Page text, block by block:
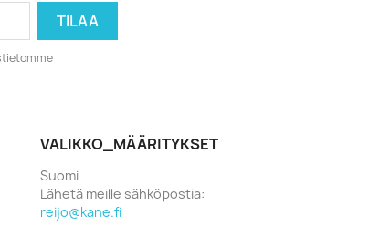
VALIKKO_MÄÄRITYKSET
Suomi
Lähetä meille sähköpostia:
reijo@kane.fi